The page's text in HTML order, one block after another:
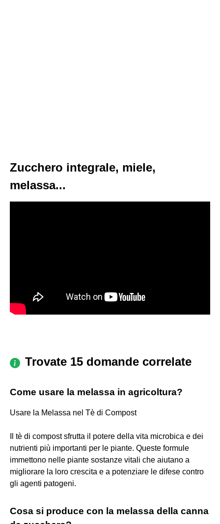
Zucchero integrale, miele,
melassa...
Trovate 15 domande correlate
Come usare la melassa in agricoltura?
Usare la Melassa nel Tè di Compost
Il tè di compost sfrutta il potere della vita microbica e dei
nutrienti più importanti per le piante. Queste formule
immettono nelle piante sostanze vitali che aiutano a
migliorare la loro crescita e a potenziare le difese contro
gli agenti patogeni.
Cosa si produce con la melassa della canna